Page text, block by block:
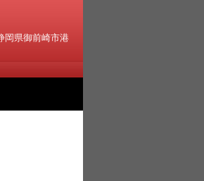
岡県御前崎市港